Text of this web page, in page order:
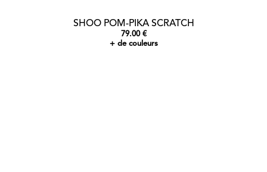
SHOO POM-PIKA SCRATCH
79.00 €
+ de couleurs